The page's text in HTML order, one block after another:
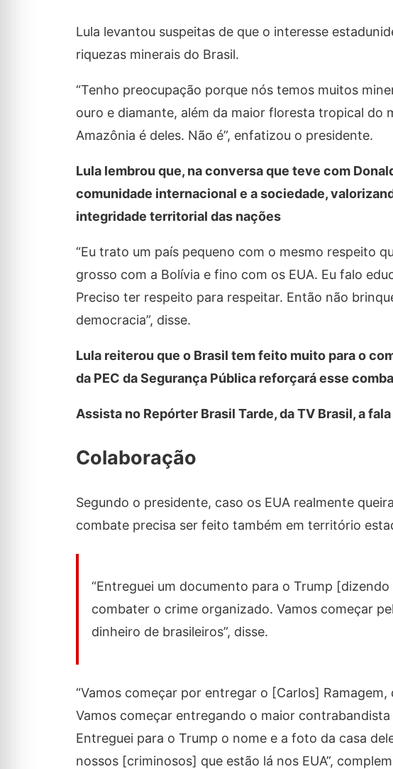
Lula levantou suspeitas de que o interesse
riquezas minerais do Brasil.
“Tenho preocupação porque nós temos muitos
ouro e diamante, além da maior floresta tropical do
Amazônia é deles. Não é”, enfatizou o presidente.
Lula lembrou que, na conversa que teve com
comunidade internacional e a sociedade,
integridade territorial das nações
“Eu trato um país pequeno com o mesmo respeito
grosso com a Bolívia e fino com os EUA. Eu falo
Preciso ter respeito para respeitar. Então não
democracia”, disse.
Lula reiterou que o Brasil tem feito muito para o
da PEC da Segurança Pública reforçará esse
Assista no Repórter Brasil Tarde, da TV Brasil, a
Colaboração
Segundo o presidente, caso os EUA realmente
combate precisa ser feito também em território
“Entreguei um documento para o Trump
combater o crime organizado. Vamos começar
dinheiro de brasileiros”, disse.
“Vamos começar por entregar o [Carlos]
Vamos começar entregando o maior
Entreguei para o Trump o nome e a foto da casa
nossos [criminosos] que estão lá nos EUA”,